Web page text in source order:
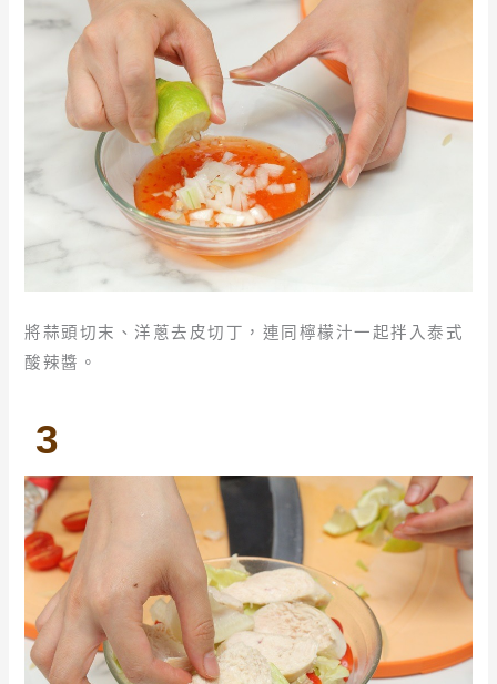
將蒜頭切末、洋蔥去皮切丁，連同檸檬汁一起拌入泰式
酸辣醬。
3